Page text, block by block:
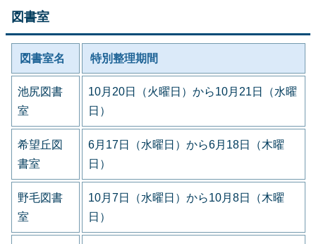
図書室
図書室名 特別整理期間
池尻図書
室
10月20日（火曜日）から10月21日（水曜
日）
希望丘図
書室
6月17日（水曜日）から6月18日（木曜
日）
野毛図書
室
10月7日（水曜日）から10月8日（木曜
日）